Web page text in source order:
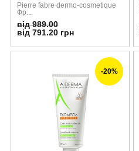
Pierre fabre dermo-cosmetique
Фр...
від 989.00
від 791.20 грн
-20%